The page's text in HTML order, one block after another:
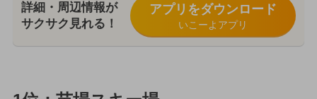
詳細・周辺情報が
サクサク見れる！
アプリをダウンロード
いこーよアプリ